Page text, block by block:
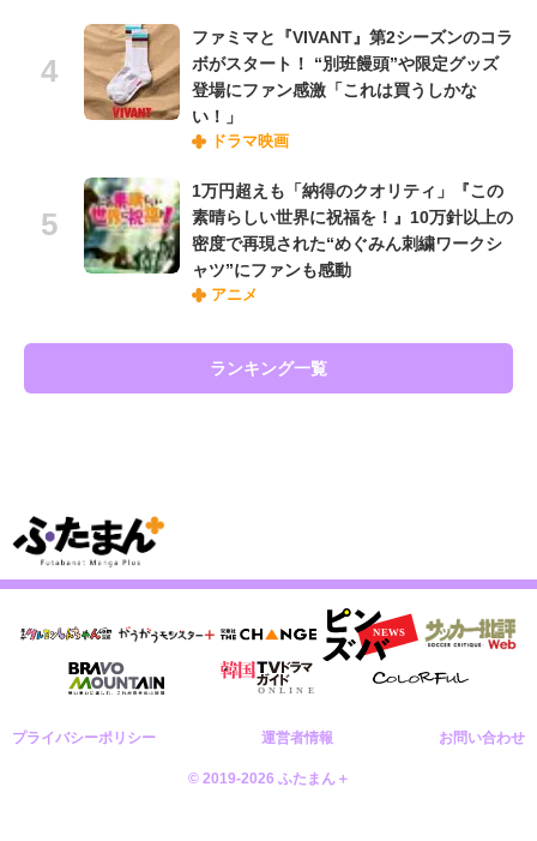
ファミマと『VIVANT』第2シーズンのコラ
ボがスタート！ “別班饅頭”や限定グッズ
登場にファン感激「これは買うしかな
い！」
ドラマ映画
1万円超えも「納得のクオリティ」『この
素晴らしい世界に祝福を！』10万針以上の
密度で再現された“めぐみん刺繍ワークシ
ャツ”にファンも感動
アニメ
ランキング一覧
プライバシーポリシー 運営者情報 お問い合わせ
© 2019-2026 ふたまん＋